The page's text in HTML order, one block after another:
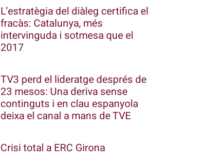
L’estratègia del diàleg certifica el
fracàs: Catalunya, més
intervinguda i sotmesa que el
2017
TV3 perd el lideratge després de
23 mesos: Una deriva sense
continguts i en clau espanyola
deixa el canal a mans de TVE
Crisi total a ERC Girona